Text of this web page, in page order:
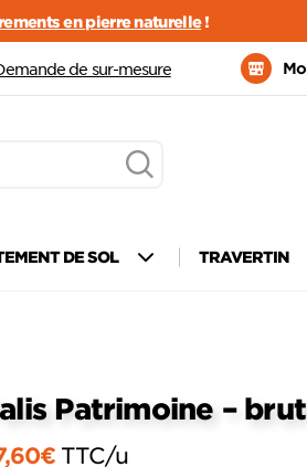
en pierre naturelle!
de sur-mesure
DE SOL TRAVERTIN
Patrimoine – brut
€ TTC/u